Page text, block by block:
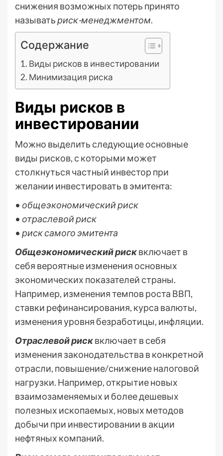
снижения возможных потерь принято
называтьриск-менеджментом.
Содержание
Виды рисков в инвестировании
Минимизация риска
Виды рисков в
инвестировании
Можно выделить следующие основные
виды рисков, с которыми может
столкнуться частный инвестор при
желании инвестировать в эмитента:
• общеэкономический риск
• отраслевой риск
• риск самого эмитента
Общеэкономический рисквключает в
себя вероятные изменения основных
экономических показателей страны.
Например, изменения темпов роста ВВП,
ставки рефинансирования, курса валюты,
изменения уровня безработицы, инфляции.
Отраслевой рисквключает в себя
изменения законодательства в конкретной
отрасли, повышение/снижение налоговой
нагрузки. Например, открытие новых
взаимозаменяемых и более дешевых
полезных ископаемых, новых методов
добычи при инвестировании в акции
нефтяных компаний.